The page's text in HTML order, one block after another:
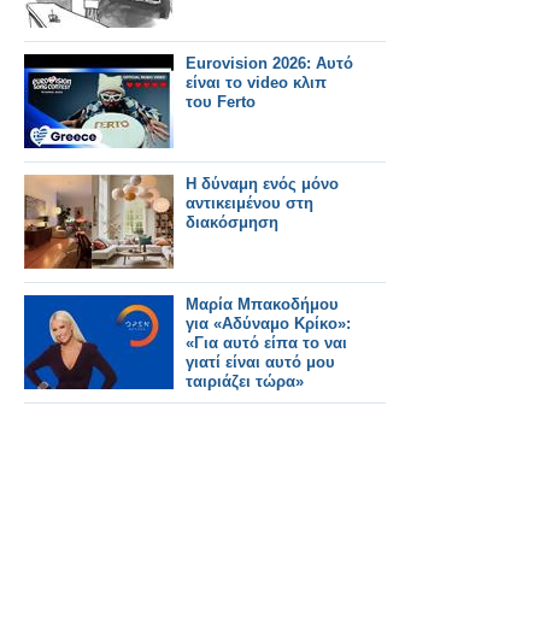
Eurovision 2026: Αυτό
είναι το video κλιπ
του Ferto
Η δύναμη ενός μόνο
αντικειμένου στη
διακόσμηση
Μαρία Μπακοδήμου
για «Αδύναμο Κρίκο»:
«Για αυτό είπα το ναι
γιατί είναι αυτό μου
ταιριάζει τώρα»